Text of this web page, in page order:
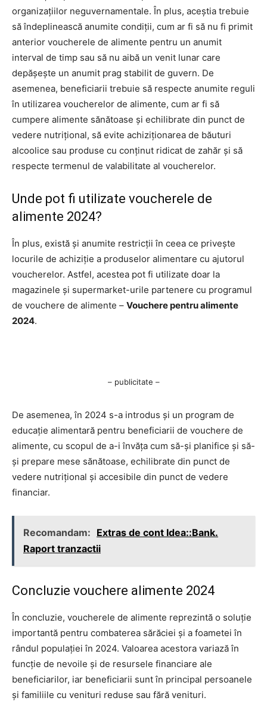
organizațiilor neguvernamentale. În plus, aceștia trebuie
să îndeplinească anumite condiții, cum ar fi să nu fi primit
anterior voucherele de alimente pentru un anumit
interval de timp sau să nu aibă un venit lunar care
depășește un anumit prag stabilit de guvern. De
asemenea, beneficiarii trebuie să respecte anumite reguli
în utilizarea voucherelor de alimente, cum ar fi să
cumpere alimente sănătoase și echilibrate din punct de
vedere nutrițional, să evite achiziționarea de băuturi
alcoolice sau produse cu conținut ridicat de zahăr și să
respecte termenul de valabilitate al voucherelor.
Unde pot fi utilizate voucherele de
alimente 2024?
În plus, există și anumite restricții în ceea ce privește
locurile de achiziție a produselor alimentare cu ajutorul
voucherelor. Astfel, acestea pot fi utilizate doar la
magazinele și supermarket-urile partenere cu programul
de vouchere de alimente – Vouchere pentru alimente
2024.
– publicitate –
De asemenea, în 2024 s-a introdus și un program de
educație alimentară pentru beneficiarii de vouchere de
alimente, cu scopul de a-i învăța cum să-și planifice și să-
și prepare mese sănătoase, echilibrate din punct de
vedere nutrițional și accesibile din punct de vedere
financiar.
Recomandam: Extras de cont Idea::Bank.
Raport tranzactii
Concluzie vouchere alimente 2024
În concluzie, voucherele de alimente reprezintă o soluție
importantă pentru combaterea sărăciei și a foametei în
rândul populației în 2024. Valoarea acestora variază în
funcție de nevoile și de resursele financiare ale
beneficiarilor, iar beneficiarii sunt în principal persoanele
și familiile cu venituri reduse sau fără venituri.